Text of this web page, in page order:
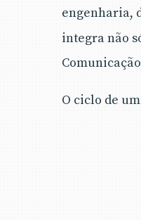
engenharia,
integra não
O ciclo de